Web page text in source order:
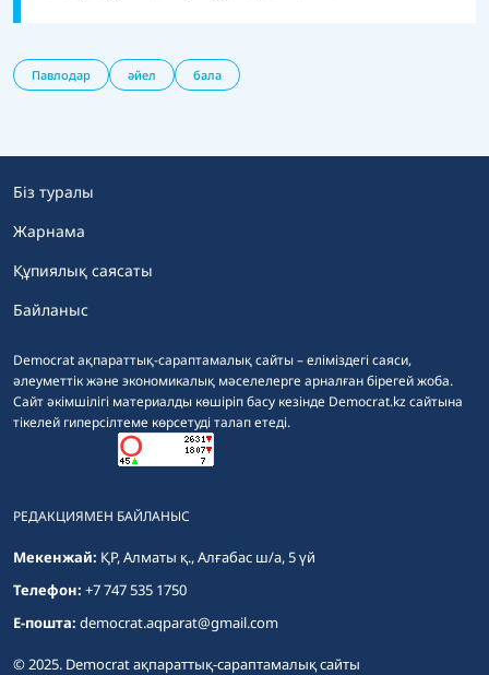
Павлодар әйел бала
Democrat ақпараттық-сараптамалық сайты – еліміздегі саяси,
әлеуметтік және экономикалық мәселелерге арналған бірегей жоба.
Сайт әкімшілігі материалды көшіріп басу кезінде Democrat.kz сайтына
тікелей гиперсілтеме көрсетуді талап етеді.
Біз туралы
Жарнама
Құпиялық саясаты
Байланыс
РЕДАКЦИЯМЕН БАЙЛАНЫС
Мекенжай: ҚР, Алматы қ., Алғабас ш/а, 5 үй
Телефон: +7 747 535 1750
E-пошта: democrat.aqparat@gmail.com
© 2025. Democrat ақпараттық-сараптамалық сайты